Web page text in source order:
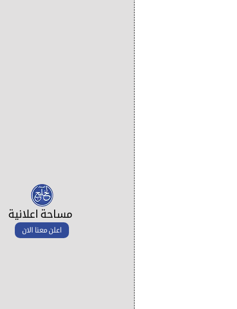
مساحة اعلانية
اعلن معنا الان